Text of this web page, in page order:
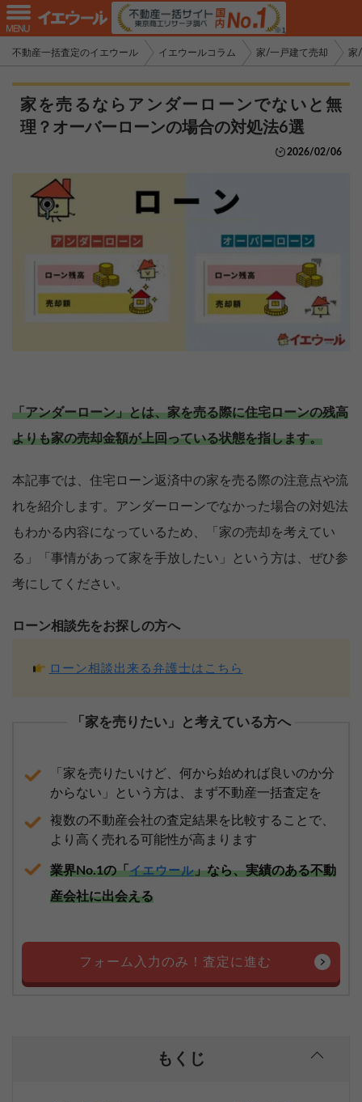
不動産一括査定のイエウール イエウールコラム 家/一戸建て売却 家
家を売るならアンダーローンでないと無
理？オーバーローンの場合の対処法6選
2026/02/06
「アンダーローン」とは、家を売る際に住宅ローンの残高
よりも家の売却金額が上回っている状態を指します。
本記事では、住宅ローン返済中の家を売る際の注意点や流
れを紹介します。アンダーローンでなかった場合の対処法
もわかる内容になっているため、「家の売却を考えてい
る」「事情があって家を手放したい」という方は、ぜひ参
考にしてください。
ローン相談先をお探しの方へ
ローン相談出来る弁護士はこちら
「家を売りたい」と考えている方へ
「家を売りたいけど、何から始めれば良いのか分
からない」という方は、まず不動産一括査定を
複数の不動産会社の査定結果を比較することで、
より高く売れる可能性が高まります
業界No.1の「イエウール」なら、実績のある不動
産会社に出会える
フォーム入力のみ！査定に進む
もくじ